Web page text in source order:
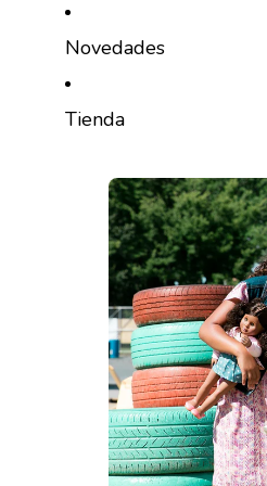
Novedades
Tienda